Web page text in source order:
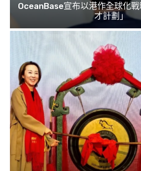
OceanBase宣布以港作全球化
才計劃」